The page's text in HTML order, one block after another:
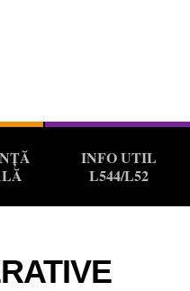
INFO UTIL
L544/L52